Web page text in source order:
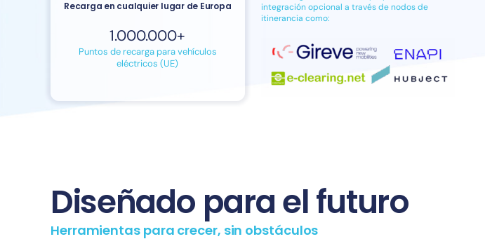
Recarga en cualquier lugar de Europa
1.000.000+
Puntos de recarga para vehículos
eléctricos (UE)
integración opcional a través de nodos de
itinerancia como:
Diseñado para el futuro
Herramientas para crecer, sin obstáculos